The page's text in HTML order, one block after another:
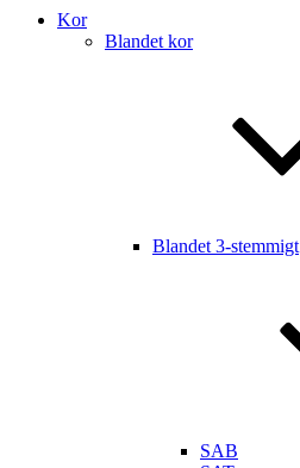
Kor
Blandet kor
Blandet 3-stemmigt
SAB